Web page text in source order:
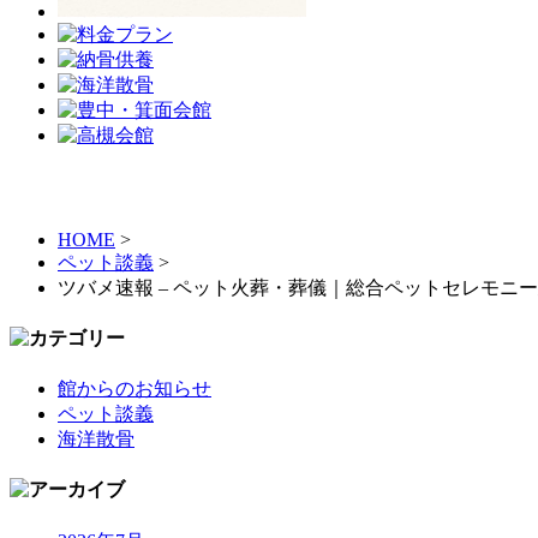
HOME >
ペット談義 >
ツバメ速報 – ペット火葬・葬儀｜総合ペットセレモニ
館からのお知らせ
ペット談義
海洋散骨